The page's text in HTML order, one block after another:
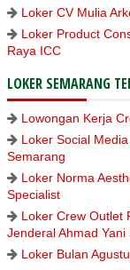
Loker CV Mulia
Loker Product
Raya ICC
LOKER SEMARANG
Lowongan Kerja
Loker Social
Semarang
Loker Norma
Specialist
Loker Crew Outlet
Jenderal Ahmad Yani
Loker Bulan